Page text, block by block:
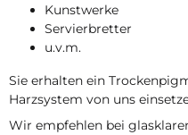
Kunstwerke
Servierbretter
u.v.m.
Sie erhalten ein
Harzsystem von uns
Wir empfehlen bei